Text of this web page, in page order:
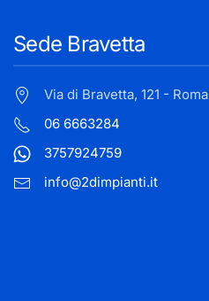
Sede Bravetta
Via di Bravetta, 121 - Roma
06 6663284
3757924759
info@2dimpianti.it